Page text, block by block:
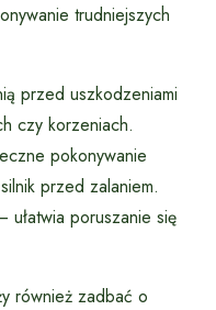
trudniejszych
przed uszkodzeniami
czy korzeniach.
pokonywanie
przed zalaniem.
ułatwia poruszanie się
również zadbać o